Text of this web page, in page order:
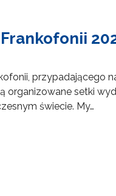
przypadającego
organizowane setki
świecie. My…